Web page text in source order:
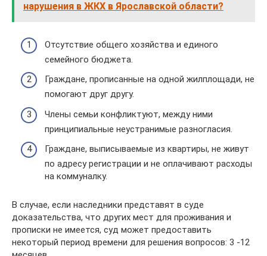
нарушения в ЖКХ в Ярославской области?
Отсутствие общего хозяйства и единого
семейного бюджета.
Граждане, прописанные на одной жилплощади, не
помогают друг другу.
Члены семьи конфликтуют, между ними
принципиальные неустранимые разногласия.
Граждане, выписываемые из квартиры, не живут
по адресу регистрации и не оплачивают расходы
на коммуналку.
В случае, если наследники представят в суде
доказательства, что других мест для проживания и
прописки не имеется, суд может предоставить
некоторый период времени для решения вопросов: 3 -12